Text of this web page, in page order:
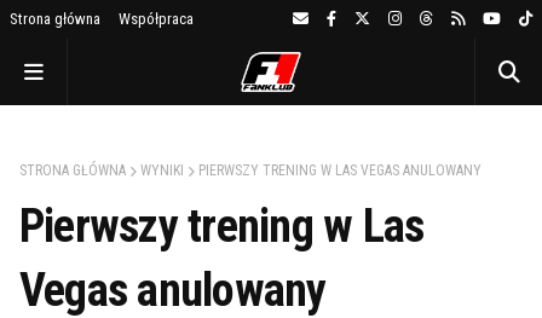
Strona główna Współpraca
STRONA GŁÓWNA WYNIKI PIERWSZY TRENING W LAS VEGAS ANULOWANY
Pierwszy trening w Las
Vegas anulowany